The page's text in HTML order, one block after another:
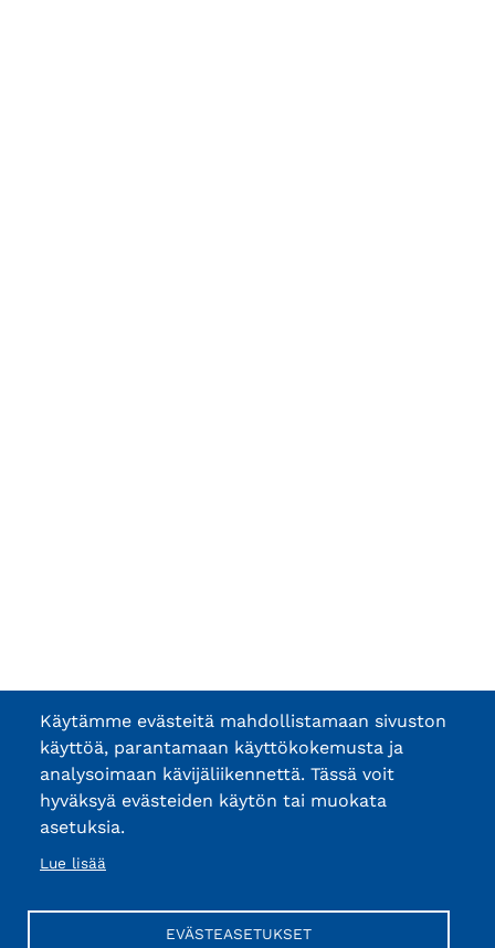
Käytämme evästeitä mahdollistamaan sivuston
käyttöä, parantamaan käyttökokemusta ja
analysoimaan kävijäliikennettä. Tässä voit
hyväksyä evästeiden käytön tai muokata
asetuksia.
Lue lisää
EVÄSTEASETUKSET